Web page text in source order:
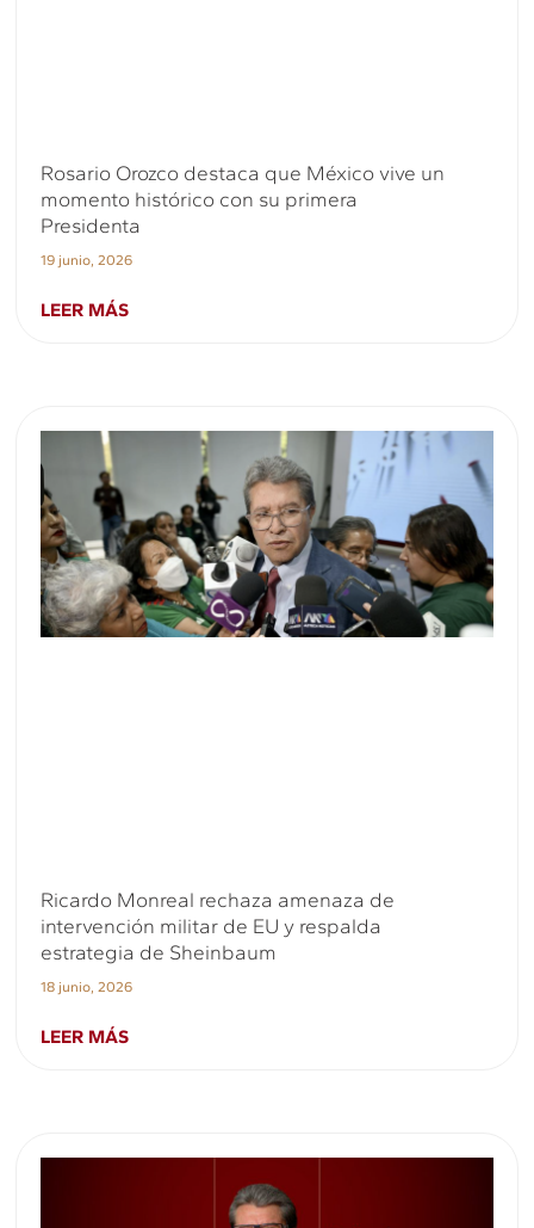
Rosario Orozco destaca que México vive un
momento histórico con su primera
Presidenta
19 junio, 2026
LEER MÁS
Ricardo Monreal rechaza amenaza de
intervención militar de EU y respalda
estrategia de Sheinbaum
18 junio, 2026
LEER MÁS